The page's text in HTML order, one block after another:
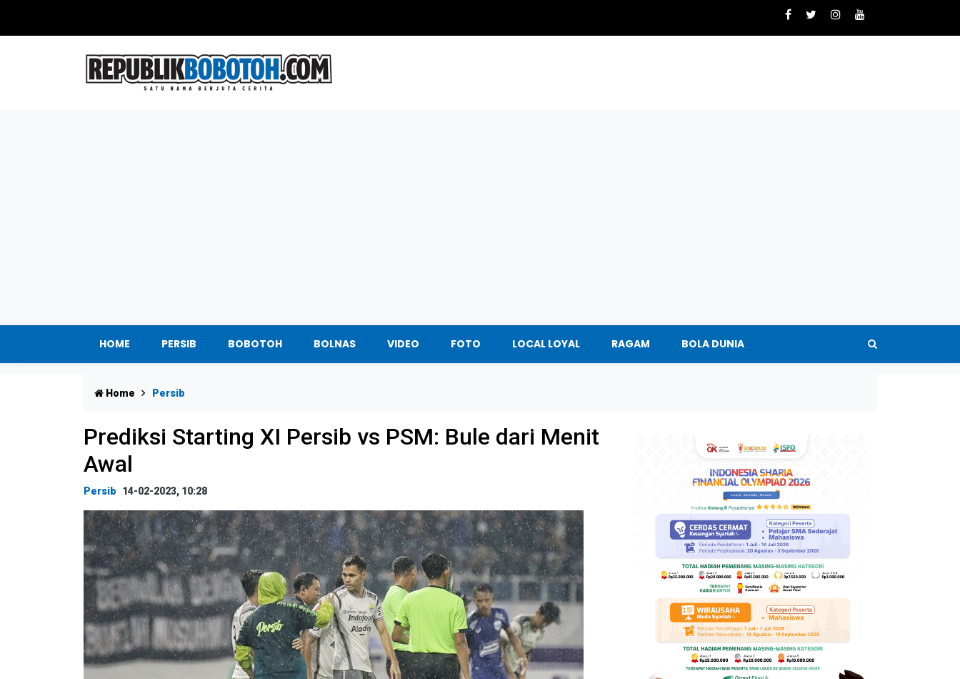
HOME PERSIB BOBOTOH BOLNAS VIDEO FOTO LOCAL LOYAL RAGAM BOLA DUNIA
Home Persib
Prediksi Starting XI Persib vs PSM: Bule dari Menit
Awal
Persib 14-02-2023, 10:28